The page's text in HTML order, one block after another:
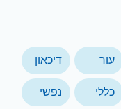
עור דיכאון
כללי נפשי